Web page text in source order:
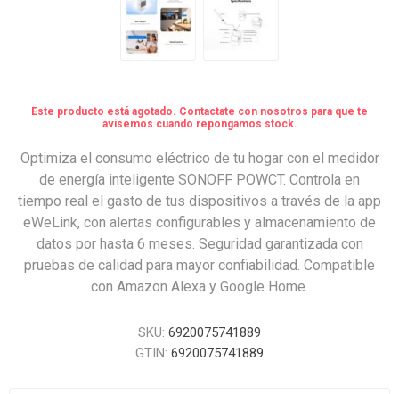
Este producto está agotado. Contactate con nosotros para que te
avisemos cuando repongamos stock.
Optimiza el consumo eléctrico de tu hogar con el medidor
de energía inteligente SONOFF POWCT. Controla en
tiempo real el gasto de tus dispositivos a través de la app
eWeLink, con alertas configurables y almacenamiento de
datos por hasta 6 meses. Seguridad garantizada con
pruebas de calidad para mayor confiabilidad. Compatible
con Amazon Alexa y Google Home.
SKU: 6920075741889
GTIN: 6920075741889